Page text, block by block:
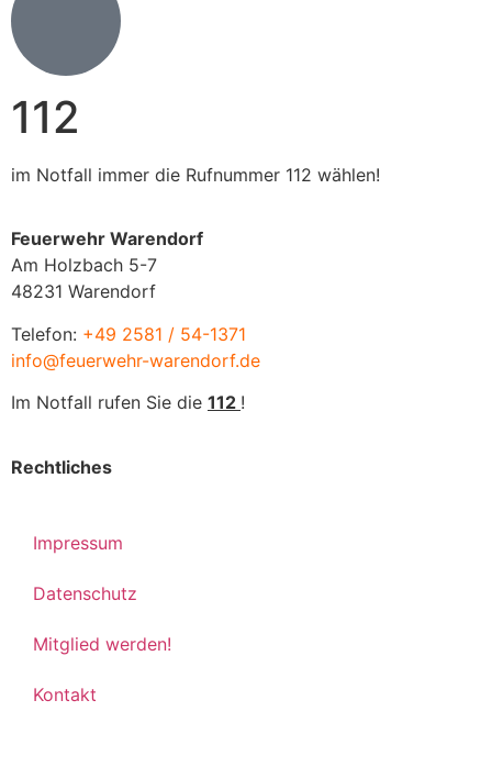
112
im Notfall immer die Rufnummer 112 wählen!
Feuerwehr Warendorf
Am Holzbach 5-7
48231 Warendorf
Telefon: +49 2581 / 54-1371
info@feuerwehr-warendorf.de
Im Notfall rufen Sie die 112 !
Rechtliches
Impressum
Datenschutz
Mitglied werden!
Kontakt